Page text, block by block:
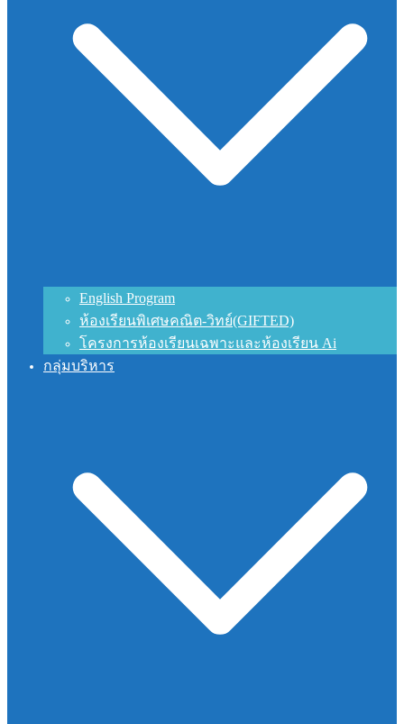
English Program
ห้องเรียนพิเศษคณิต-วิทย์(GIFTED)
โครงการห้องเรียนเฉพาะและห้องเรียน Ai
กลุ่มบริหาร